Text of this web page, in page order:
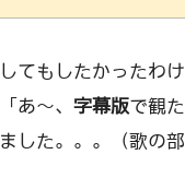
てもしたかったわ
あ〜、 字幕版で観
した。。。（歌の部